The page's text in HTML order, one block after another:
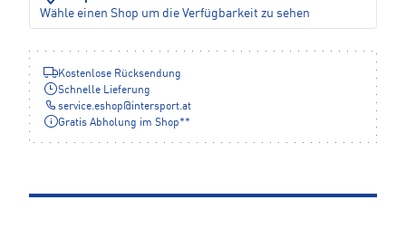
Wähle einen Shop um die Verfügbarkeit zu sehen
Kostenlose Rücksendung
Schnelle Lieferung
service.eshop@ intersport.at
Gratis Abholung im Shop**